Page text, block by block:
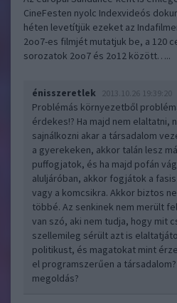
CineFesten nyolc Indexvideós
héten levetítjük ezeket az
2oo7-es filmjét mutatjuk be, a 120
sorozatok 2oo7 és 2o12 között…..
énisszeretlek 2013.10.26 19:39:20
Problémás környezetből
érdekes!? Ha majd nem elaltatni,
sajnálkozni akar a társadalom
a gyerekeken, akkor talán lesz
puffogjatok, és ha majd pofán
aluljáróban, akkor fogjátok a
vagy a komcsikra. Akkor biztos
többé. Az senkinek nem merült
van szó, aki nem tudja, hogy mit
szellemileg sérült azt is
politikust, és magatokat mint
el programszerűen a
megoldás?